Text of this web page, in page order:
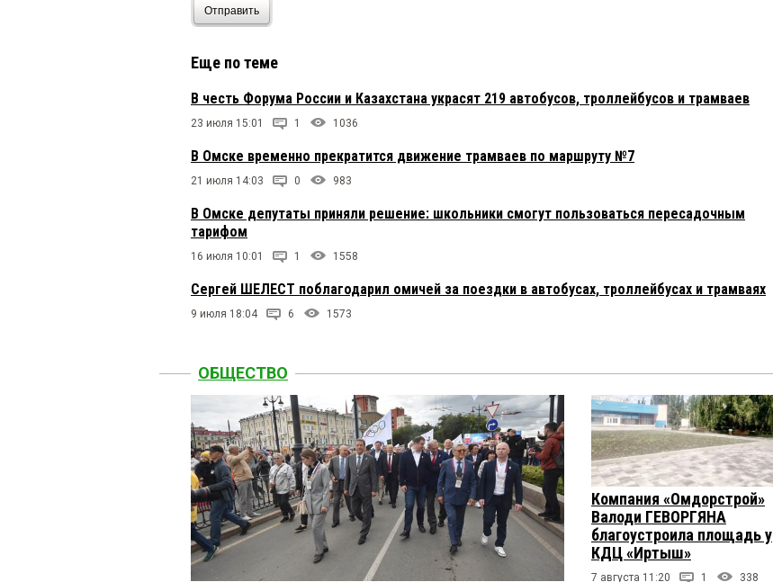
Отправить
Еще по теме
В честь Форума России и Казахстана украсят 219 автобусов, троллейбусов и трамваев
23 июля 15:01 1 1036
В Омске временно прекратится движение трамваев по маршруту №7
21 июля 14:03 0 983
В Омске депутаты приняли решение: школьники смогут пользоваться пересадочным
тарифом
16 июля 10:01 1 1558
Сергей ШЕЛЕСТ поблагодарил омичей за поездки в автобусах, троллейбусах и трамваях
9 июля 18:04 6 1573
ОБЩЕСТВО
Компания «Омдорстрой»
Валоди ГЕВОРГЯНА
благоустроила площадь у
КДЦ «Иртыш»
7 августа 11:20 1 338